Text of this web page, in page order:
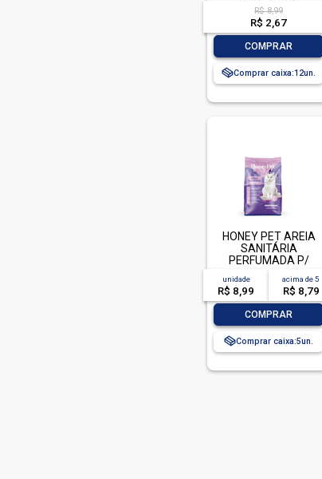
R$ 8,99
R$ 2,67
COMPRAR
Comprar caixa:12
HONEY PET AREIA
SANITÁRIA
PERFUMADA P/
GATOS - 4KG
unidade
R$ 8,99
acima de5
R$ 8,79
COMPRAR
Comprar caixa:5